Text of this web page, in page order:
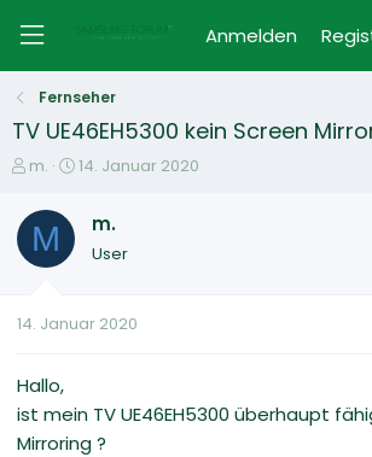
Anmelden
Fernseher
TV UE46EH5300 kein Screen
E
s
e
e
m.
E
t
14. Januar 2020
M m.
User
14. Januar 2020
Hallo,
ist mein TV UE46EH5300 überhaupt
Mirroring ?